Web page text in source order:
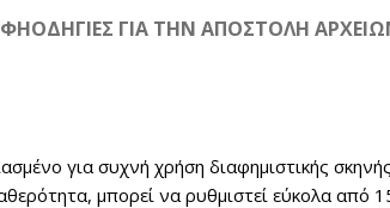
ΟΔΗΓΙΕΣ ΓΙΑ ΤΗΝ ΑΠΟΣΤΟΛΗ
για συχνή χρήση διαφημιστικής
μπορεί να ρυθμιστεί εύκολα